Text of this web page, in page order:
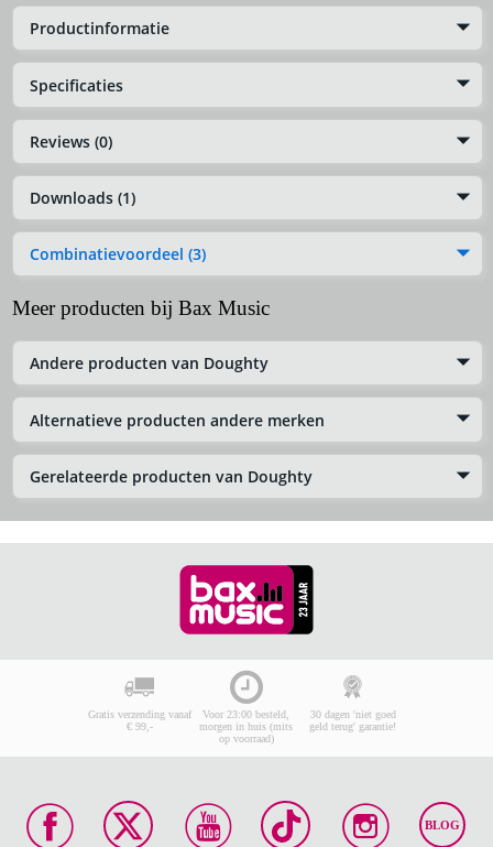
Productinformatie
Specificaties
Reviews (0)
Downloads (1)
Combinatievoordeel (3)
Meer producten bij Bax Music
Andere producten van Doughty
Alternatieve producten andere merken
Gerelateerde producten van Doughty
Gratis verzending vanaf
€ 99,-
Voor 23:00 besteld,
morgen in huis (mits
op voorraad)
30 dagen 'niet goed
geld terug' garantie!
BLOG